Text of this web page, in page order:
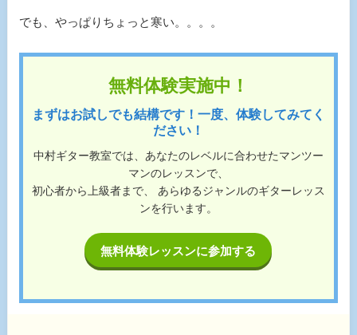
でも、やっぱりちょっと寒い。。。。
無料体験実施中！
まずはお試しでも結構です！一度、体験してみてく
ださい！
中村ギター教室では、あなたのレベルに合わせたマンツー
マンのレッスンで、
初心者から上級者まで、 あらゆるジャンルのギターレッス
ンを行います。
無料体験レッスンに参加する